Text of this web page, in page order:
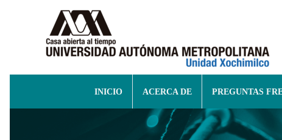
INICIO ACERCA DE PREGUNTAS